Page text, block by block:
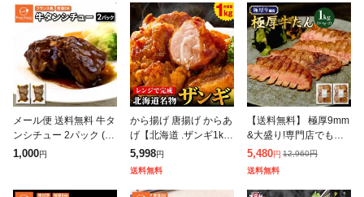
メール便 送料無料 牛タ
ンシチュー 2パック (10
0g×2) 牛タン 牛たん タ
1,000円
から揚げ 唐揚げ からあ
げ【北海道 .ザンギ1k
g.】まとめ買いで大幅
割引 カラアゲ 冷凍 送
料無料 セット 食品 【F
1】
5,998円
送料無料
【送料無料】 極厚9mm
&大盛り!専門店でも提
供しているプロ仕様
〔味付け牛タン1kg(50
0g×2)〕仙台名物の味わ
いをフライパ
5,480円 12,960円
送料無料